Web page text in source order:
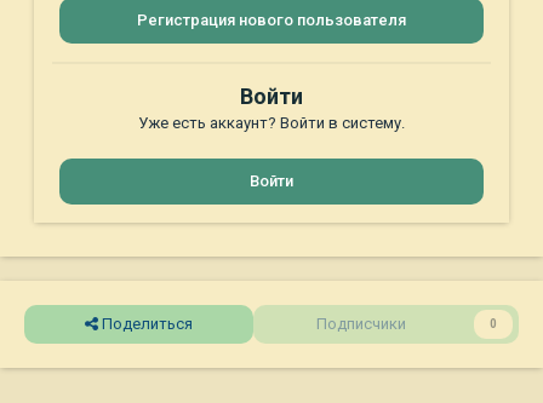
Регистрация нового пользователя
Войти
Уже есть аккаунт? Войти в систему.
Войти
Поделиться Подписчики 0